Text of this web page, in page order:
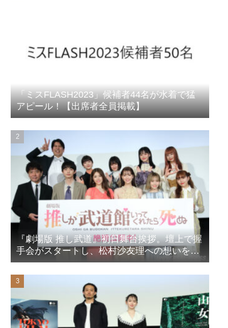
「ミスFLASH2023」候補者44名が水着で猛
アピール！【出席者全員掲載】
『劇場版 推し武道』初日舞台挨拶。壇上で握
手会がスタートし、松村沙友理への想いをア
ピール！？